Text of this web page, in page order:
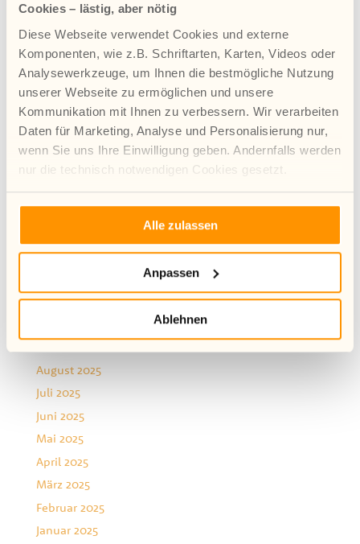
Cookies – lästig, aber nötig
Diese Webseite verwendet Cookies und externe
Komponenten, wie z.B. Schriftarten, Karten, Videos oder
Analysewerkzeuge, um Ihnen die bestmögliche Nutzung
unserer Webseite zu ermöglichen und unsere
Kommunikation mit Ihnen zu verbessern. Wir verarbeiten
Daten für Marketing, Analyse und Personalisierung nur,
wenn Sie uns Ihre Einwilligung geben. Andernfalls werden
nur die technisch notwendigen Cookies gesetzt.
Mehr Infos zur Verwendung von Cookies finden Sie in
unserer Datenschutzerklärung.
Alle zulassen
Anpassen
Ablehnen
Rendsburg eröffnet mit erweitertem Angebot
Jugendhilfe ist unverzichtbar – Protest gegen
Sparpläne
Veranstaltung Arbeiten mit Perspektive
Ein Abschied mit Perspektive
Archiv
August 2026
Juni 2026
April 2026
Januar 2026
August 2025
Juli 2025
Juni 2025
Mai 2025
April 2025
März 2025
Februar 2025
Januar 2025